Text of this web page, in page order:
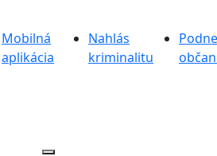
Mobilná
aplikácia
Nahlás
kriminalitu